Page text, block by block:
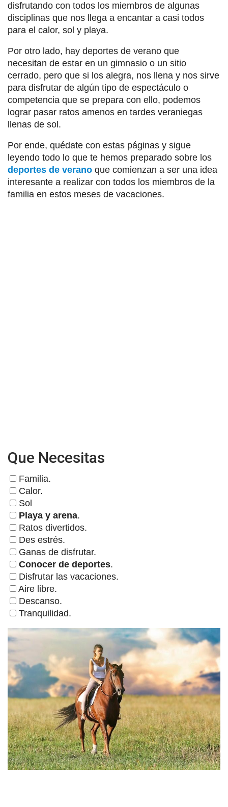
disfrutando con todos los miembros de algunas
disciplinas que nos llega a encantar a casi todos
para el calor, sol y playa.
Por otro lado, hay deportes de verano que
necesitan de estar en un gimnasio o un sitio
cerrado, pero que si los alegra, nos llena y nos sirve
para disfrutar de algún tipo de espectáculo o
competencia que se prepara con ello, podemos
lograr pasar ratos amenos en tardes veraniegas
llenas de sol.
Por ende, quédate con estas páginas y sigue
leyendo todo lo que te hemos preparado sobre los
deportes de verano que comienzan a ser una idea
interesante a realizar con todos los miembros de la
familia en estos meses de vacaciones.
Que Necesitas
Familia.
Calor.
Sol
Playa y arena.
Ratos divertidos.
Des estrés.
Ganas de disfrutar.
Conocer de deportes.
Disfrutar las vacaciones.
Aire libre.
Descanso.
Tranquilidad.